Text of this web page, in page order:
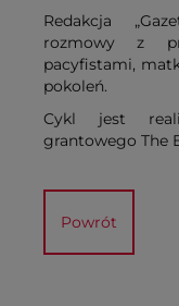
Redakcja
rozmowy z
pacyfistami,
pokoleń.
Cykl jest
grantowego The
Powrót